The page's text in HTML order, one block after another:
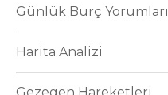
Günlük Burç Yorumları
Harita Analizi